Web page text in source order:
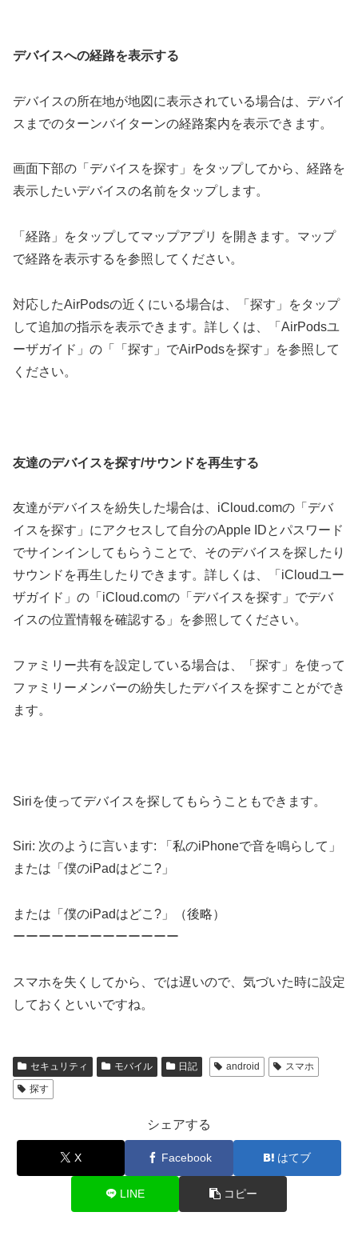
デバイスへの経路を表示する
デバイスの所在地が地図に表示されている場合は、デバイ
スまでのターンバイターンの経路案内を表示できます。
画面下部の「デバイスを探す」をタップしてから、経路を
表示したいデバイスの名前をタップします。
「経路」をタップしてマップアプリ を開きます。マップ
で経路を表示するを参照してください。
対応したAirPodsの近くにいる場合は、「探す」をタップ
して追加の指示を表示できます。詳しくは、「AirPodsユ
ーザガイド」の「「探す」でAirPodsを探す」を参照して
ください。
友達のデバイスを探す/サウンドを再生する
友達がデバイスを紛失した場合は、iCloud.comの「デバ
イスを探す」にアクセスして自分のApple IDとパスワード
でサインインしてもらうことで、そのデバイスを探したり
サウンドを再生したりできます。詳しくは、「iCloudユー
ザガイド」の「iCloud.comの「デバイスを探す」でデバ
イスの位置情報を確認する」を参照してください。
ファミリー共有を設定している場合は、「探す」を使って
ファミリーメンバーの紛失したデバイスを探すことができ
ます。
Siriを使ってデバイスを探してもらうこともできます。
Siri: 次のように言います: 「私のiPhoneで音を鳴らして」
または「僕のiPadはどこ?」
または「僕のiPadはどこ?」（後略）
ーーーーーーーーーーーーー
スマホを失くしてから、では遅いので、気づいた時に設定
しておくといいですね。
セキュリティ モバイル 日記 android
スマホ
探す
シェアする
X Facebook はてブ
LINE コピー